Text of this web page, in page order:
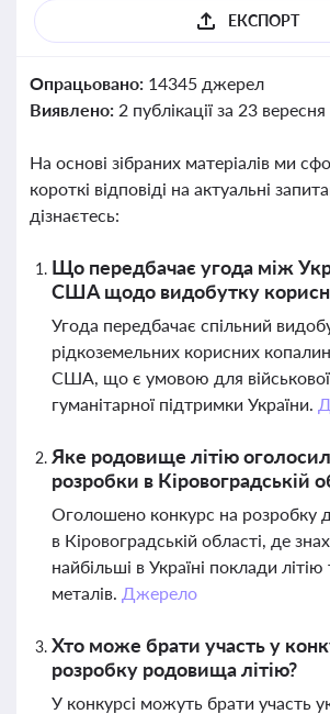
ЕКСПОРТ
Опрацьовано: 14345 джерел
Виявлено: 2 публікації за 23 вересня
На основі зібраних матеріалів ми
короткі відповіді на актуальні
дізнаєтесь:
Що передбачає угода між
США щодо видобутку
Угода передбачає спільний
рідкоземельних корисних
США, що є умовою для військової
гуманітарної підтримки України.
Яке родовище літію
розробки в Кіровоградській
Оголошено конкурс на розробку
в Кіровоградській області, де
найбільші в Україні поклади
металів. Джерело
Хто може брати участь у
розробку родовища літію?
У конкурсі можуть брати участь